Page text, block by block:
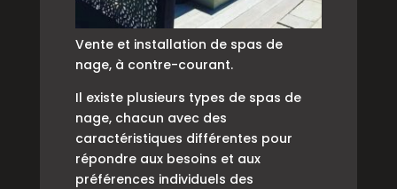
Vente et installation de spas de
nage, à contre-courant.
Il existe plusieurs types de spas de
nage, chacun avec des
caractéristiques différentes pour
répondre aux besoins et aux
préférences individuels des